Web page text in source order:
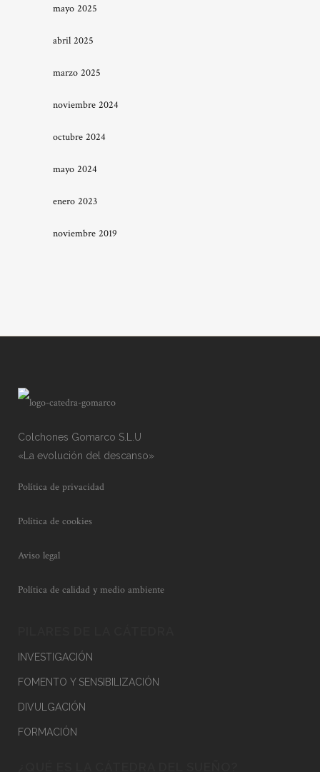
mayo 2025
abril 2025
marzo 2025
noviembre 2024
octubre 2024
mayo 2024
enero 2023
noviembre 2019
Colchones Gomarco S.L.U
«La evolución del descanso»
Política de privacidad
Política de cookies
Aviso legal
Política de calidad y medio ambiente
INVESTIGACIÓN
FOMENTO Y SENSIBILIZACIÓN
DIVULGACIÓN
FORMACIÓN